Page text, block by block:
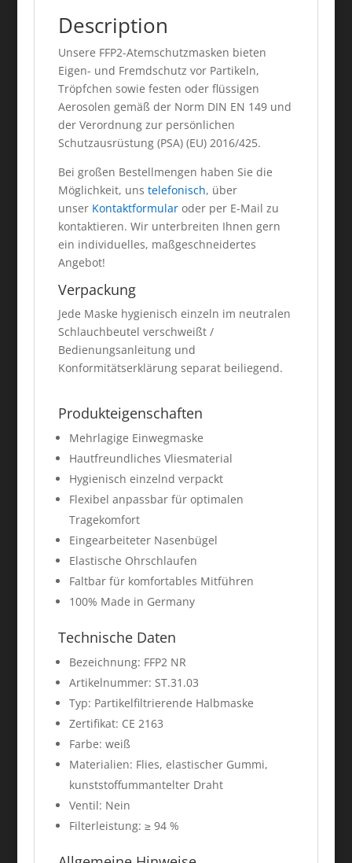
Description
Unsere FFP2-Atemschutzmasken bieten
Eigen- und Fremdschutz vor Partikeln,
Tröpfchen sowie festen oder flüssigen
Aerosolen gemäß der Norm DIN EN 149 und
der Verordnung zur persönlichen
Schutzausrüstung (PSA) (EU) 2016/425.
Bei großen Bestellmengen haben Sie die
Möglichkeit, uns telefonisch, über
unser Kontaktformularoder per E-Mail zu
kontaktieren. Wir unterbreiten Ihnen gern
ein individuelles, maßgeschneidertes
Angebot!
Verpackung
Jede Maske hygienisch einzeln im neutralen
Schlauchbeutel verschweißt /
Bedienungsanleitung und
Konformitätserklärung separat beiliegend.
Produkteigenschaften
Mehrlagige Einwegmaske
Hautfreundliches Vliesmaterial
Hygienisch einzelnd verpackt
Flexibel anpassbar für optimalen
Tragekomfort
Eingearbeiteter Nasenbügel
Elastische Ohrschlaufen
Faltbar für komfortables Mitführen
100% Made in Germany
Technische Daten
Bezeichnung: FFP2 NR
Artikelnummer: ST.31.03
Typ: Partikelfiltrierende Halbmaske
Zertifikat: CE 2163
Farbe: weiß
Materialien: Flies, elastischer Gummi,
kunststoffummantelter Draht
Ventil: Nein
Filterleistung: ≥ 94 %